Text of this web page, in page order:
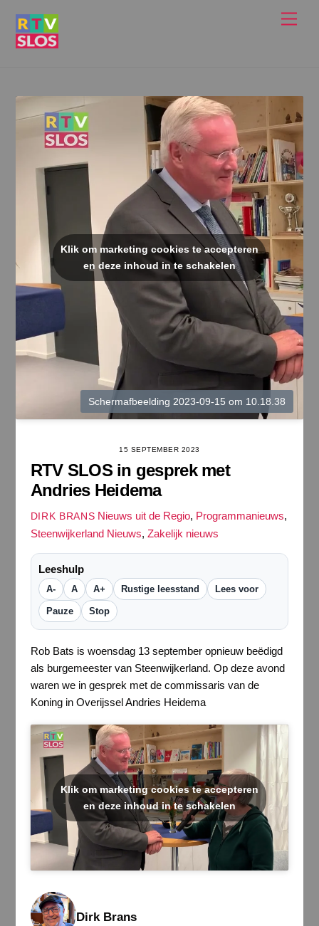
Klik om marketing cookies te accepteren
en deze inhoud in te schakelen
Scherm­afbeelding 2023-09-15 om 10.18.38
15 SEPTEMBER 2023
RTV SLOS in gesprek met
Andries Heidema
DIRK BRANS Nieuws uit de Regio, Programmanieuws,
Steenwijkerland Nieuws, Zakelijk nieuws
Leeshulp
A- A A+ Rustige leesstand Lees voor
Pauze Stop
Rob Bats is woensdag 13 september opnieuw beëdigd
als burgemeester van Steenwijkerland. Op deze avond
waren we in gesprek met de commissaris van de
Koning in Overijssel Andries Heidema
Klik om marketing cookies te accepteren
en deze inhoud in te schakelen
Dirk Brans